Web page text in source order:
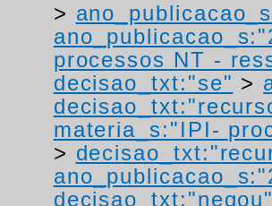
>
processos NT -
decisao_txt:"se" >
materia_s:"IPI-
>
decisao_txt:"negou"